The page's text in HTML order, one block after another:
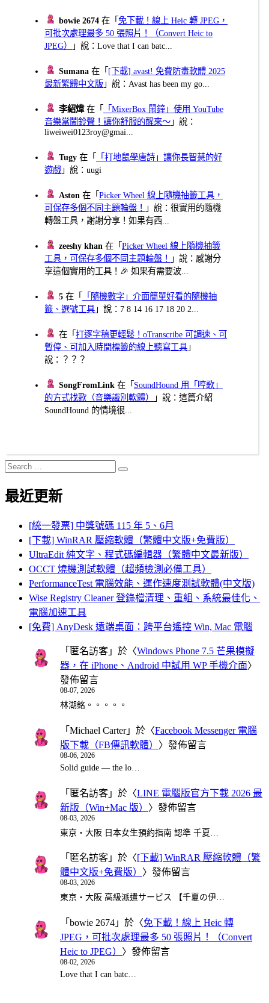
bowie 2674 在「免下載！線上 Heic 轉 JPEG，
可批次處理最多 50 張照片！（Convert Heic to
JPEG）
」說：Love that I can batc...
Sumana 在「 [下載] avast! 免費防毒軟體 2025
最新繁體中文版 」說：Avast has been my go...
李紹煒在「
「MixerBox 鬧鐘」使用 YouTube
音樂當鬧鈴聲！讓你舒服的醒來～ 」說：
liweiwei0123roy@gmai...
Tugy 在「
「打地鼠學唐詩」讓你長智慧的好
遊戲 」說：uugi
Aston 在「Picker Wheel 線上隨機抽籤工具，
可保存多個不同主題輪盤！
」說：很實用的隨機
轉盤工具，謝謝分享！如果有西...
zeeshy khan 在「Picker Wheel 線上隨機抽籤
工具，可保存多個不同主題輪盤！
」說：感謝分
享這個實用的工具！🎉 如果有需要波...
5 在「
「隨機數字」介面簡單好看的隨機抽
籤、選號工具 」說：7 8 14 16 17 18 20 2...
在「打逐字稿更輕鬆！oTranscribe 可調速、可
暫停、可加入時間標籤的線上聽寫工具 」
說：？？？
SongFromLink 在「 SoundHound 用「哼歌」
的方式找歌（音樂識別軟體）
」說：這篇介紹
SoundHound 的情境很...
Search
for:
Search
最近更新
[統一發票] 中獎號碼 115 年 5、6月
[下載] WinRAR 壓縮軟體（繁體中文版+免費版）
UltraEdit 純文字、程式碼編輯器（繁體中文最新版）
OCCT 燒機測試軟體（超頻檢測必備工具）
PerformanceTest 電腦效能、運作速度測試軟體(中文版)
Wise Registry Cleaner 登錄檔清理、重組、系統最佳化、
電腦加速工具
[免費] AnyDesk 遠端桌面：跨平台遙控 Win, Mac 電腦
「 匿名訪客 」於〈Windows Phone 7.5 芒果模擬
器，在 iPhone、Android 中試用 WP 手機介面〉
發佈留言
08-07, 2026
林湖銘。。。。。
「 Michael Carter」於〈Facebook Messenger 電腦
版下載（FB傳訊軟體） 〉發佈留言
08-06, 2026
Solid guide — the lo…
「 匿名訪客 」於〈LINE 電腦版官方下載 2026 最
新版（Win+Mac 版） 〉發佈留言
08-03, 2026
東京・大阪 日本女生預約指南 認準 千夏…
「 匿名訪客 」於〈[下載] WinRAR 壓縮軟體（繁
體中文版+免費版） 〉發佈留言
08-03, 2026
東京・大阪 高級派遣サービス 【千夏の伊…
「 bowie 2674 」於〈免下載！線上 Heic 轉
JPEG，可批次處理最多 50 張照片！（Convert
Heic to JPEG） 〉發佈留言
08-02, 2026
Love that I can batc…